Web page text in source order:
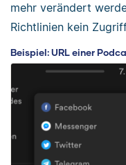
mehr verändert
Richtlinien kein
Beispiel: URL einer